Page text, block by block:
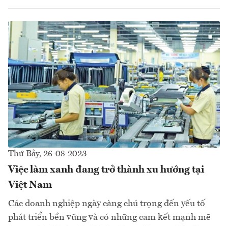
Thứ Bảy, 26-08-2023
Việc làm xanh đang trở thành xu hướng tại
Việt Nam
Các doanh nghiệp ngày càng chú trọng đến yếu tố
phát triển bền vững và có những cam kết mạnh mẽ